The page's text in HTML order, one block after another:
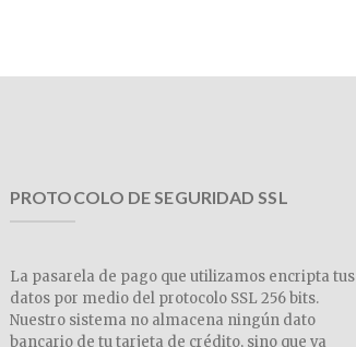
PROTOCOLO DE SEGURIDAD SSL
La pasarela de pago que utilizamos encripta tus
datos por medio del protocolo SSL 256 bits.
Nuestro sistema no almacena ningún dato
bancario de tu tarjeta de crédito, sino que va